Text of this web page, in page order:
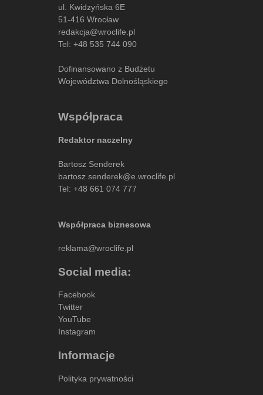
ul. Kwidzyńska 6E
51-416 Wrocław
redakcja@wroclife.pl
Tel: +48 535 744 090
Dofinansowano z Budżetu
Województwa Dolnośląskiego
Współpraca
Redaktor naczelny
Bartosz Senderek
bartosz.senderek@e.wroclife.pl
Tel: +48 661 074 777
Współpraca biznesowa
reklama@wroclife.pl
Social media:
Facebook
Twitter
YouTube
Instagram
Informacje
Polityka prywatności